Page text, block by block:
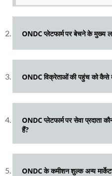
ONDC प्लेटफार्म पर बेचने के मुख्य
ONDC विक्रेताओं की पहुंच को कैसे
ONDC प्लेटफार्म पर सेवा प्रदाता
हैं?
ONDC के कमीशन शुल्क अन्य